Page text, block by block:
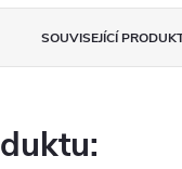
SOUVISEJÍCÍ